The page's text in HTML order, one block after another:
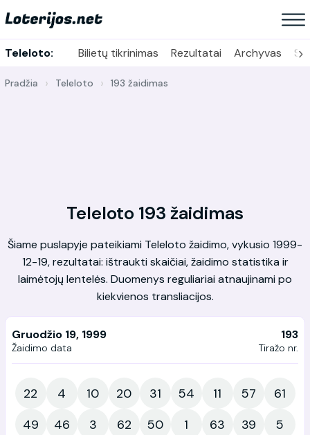
Teleloto: Bilietų tikrinimas Rezultatai Archyvas ›
Pradžia Teleloto 193 žaidimas
Teleloto 193 žaidimas
Šiame puslapyje pateikiami Teleloto žaidimo, vykusio 1999-
12-19, rezultatai: ištraukti skaičiai, žaidimo statistika ir
laimėtojų lentelės. Duomenys reguliariai atnaujinami po
kiekvienos transliacijos.
Gruodžio 19, 1999
Žaidimo data
193
Tiražo nr.
22 4 10 20 31 54 11 57
61
49
46 3 62 50 1 63 39
5